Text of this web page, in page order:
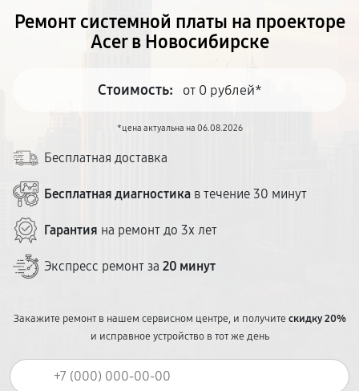
Ремонт системной платы на проекторе
Acer в Новосибирске
Стоимость: от 0 рублей*
*цена актуальна на 06.08.2026
Бесплатная доставка
Бесплатная диагностика в течение 30 минут
Гарантия на ремонт до 3х лет
Экспресс ремонт за 20 минут
Закажите ремонт в нашем сервисном центре, и получитескидку 20%
и исправное устройство в тот же день